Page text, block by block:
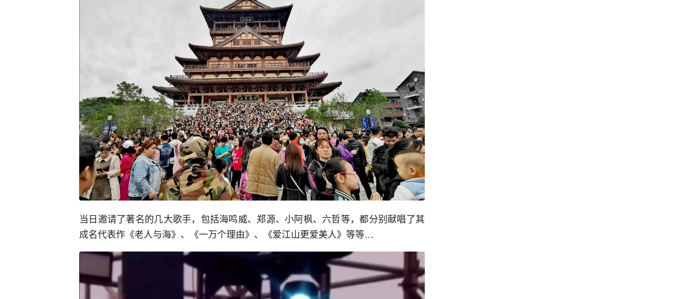
当日邀请了著名的几大歌手，包括海鸣威、郑源、小阿枫、六哲等，都分别献唱了其
成名代表作《老人与海》、《一万个理由》、《爱江山更爱美人》等等…